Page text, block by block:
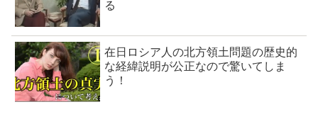
る
在日ロシア人の北方領土問題の歴史的
な経緯説明が公正なので驚いてしま
う！